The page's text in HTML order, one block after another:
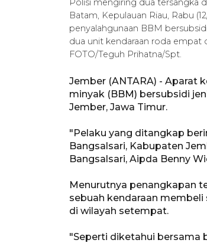
Polisi mengiring dua tersangka
Batam, Kepulauan Riau, Rabu
penyalahgunaan BBM
dua unit kendaraan roda empat
FOTO/Teguh Prihatna/Spt.
Jember (ANTARA) - Aparat
minyak (BBM) bersubsidi
Jember, Jawa Timur.
"Pelaku yang ditangkap
Bangsalsari, Kabupaten
Bangsalsari, Aipda Benny
Menurutnya penangkapan
sebuah kendaraan
di wilayah setempat.
"Seperti diketahui bersama